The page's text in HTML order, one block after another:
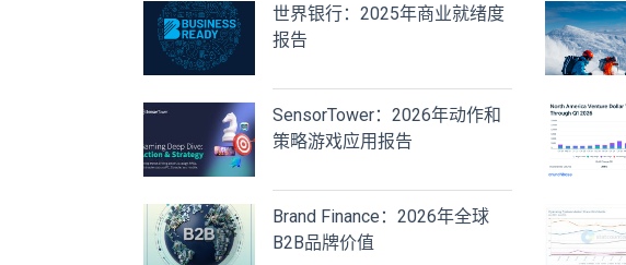
世界银行：2025年商业就绪度
报告
SensorTower：2026年动作和
策略游戏应用报告
Brand Finance：2026年全球
B2B品牌价值